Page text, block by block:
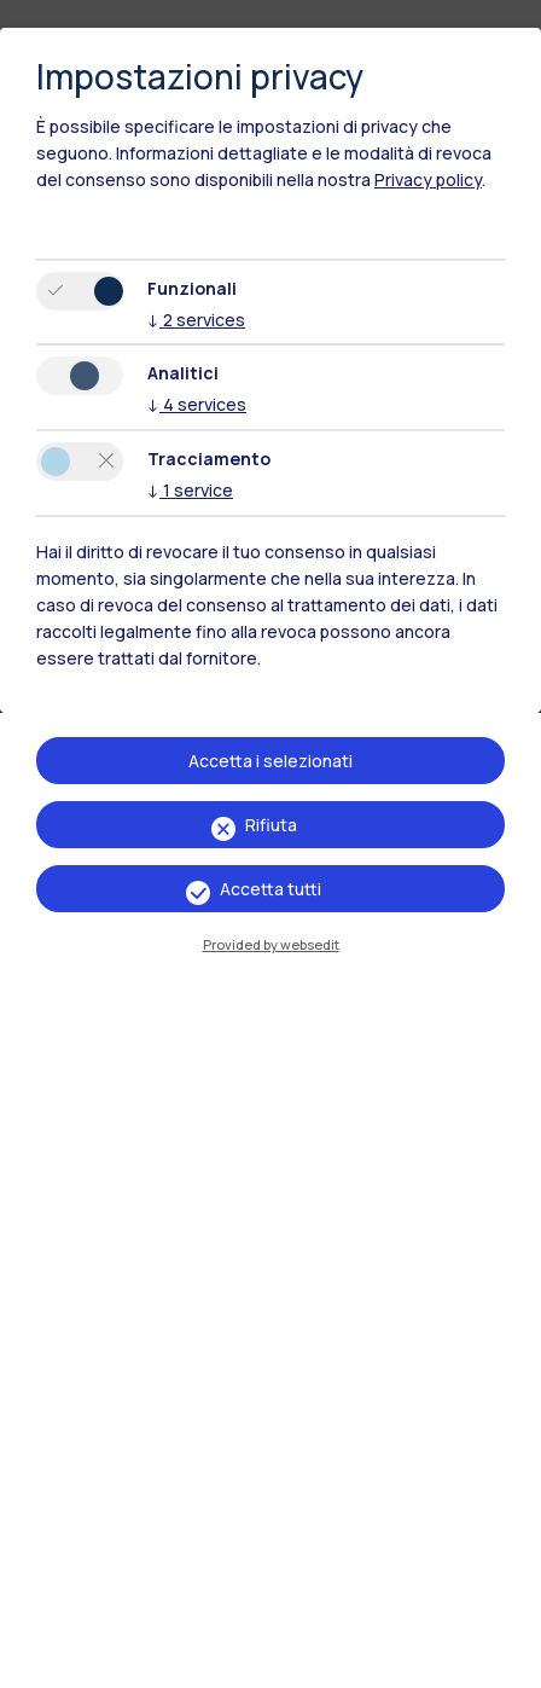
Polimi Community
Tutti i siti dell’ecosistema
Residenze
IT EN
Sedi
Milano Leonardo
Impostazioni privacy
È possibile specificare le impostazioni di privacy che
seguono. Informazioni dettagliate e le modalità di revoca
del consenso sono disponibili nella nostra Privacy policy.
Funzionali
↓ 2 services
Analitici
↓ 4 services
Tracciamento
↓ 1 service
Hai il diritto di revocare il tuo consenso in qualsiasi
momento, sia singolarmente che nella sua interezza. In
caso di revoca del consenso al trattamento dei dati, i dati
raccolti legalmente fino alla revoca possono ancora
essere trattati dal fornitore.
Rifiuta
Accetta i selezionati
Accetta tutti
Provided by websedit